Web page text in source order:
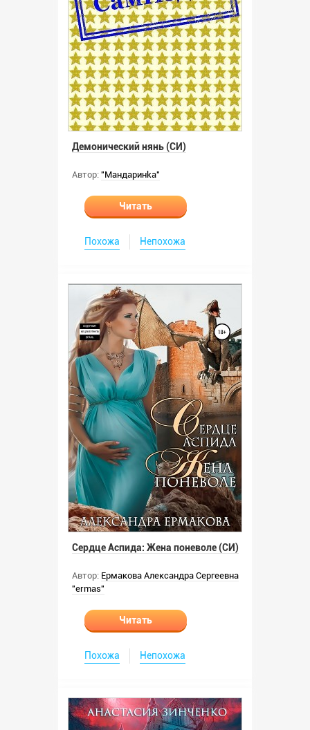
Демонический нянь (СИ)
Автор: "Мандаринkа"
Читать
Похожа Непохожа
Сердце Аспида: Жена поневоле (СИ)
Автор: Ермакова Александра Сергеевна
"ermas"
Читать
Похожа Непохожа